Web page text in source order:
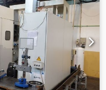
izvoditi hladno ili vruće
površine (stoga
T Tj Akvok
2 PLC: Da